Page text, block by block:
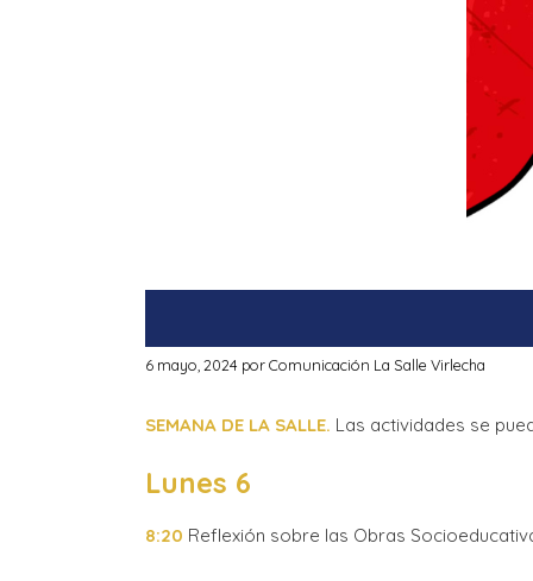
6 mayo, 2024 porComunicación La Salle Virlecha
SEMANA DE LA SALLE. Las actividades se
Lunes 6
8:20 Reflexión sobre las Obras